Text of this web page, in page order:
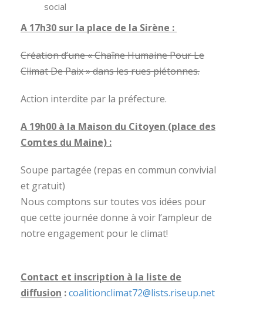
social
A 17h30 sur la place de la Sirène :
Création d’une « Chaîne Humaine Pour Le
Climat De Paix » dans les rues piétonnes.
Action interdite par la préfecture.
A 19h00 à la Maison du Citoyen (place des
Comtes du Maine) :
Soupe partagée (repas en commun convivial
et gratuit)
Nous comptons sur toutes vos idées pour
que cette journée donne à voir l’ampleur de
notre engagement pour le climat!
Contact et inscription à la liste de
diffusion :coalitionclimat72@lists.riseup.net